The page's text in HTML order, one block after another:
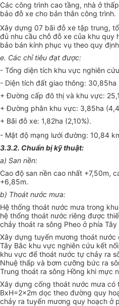
Các công trình cao tầng, nhà ở
bảo đỗ xe cho bản thân công trình.
Xây dựng 07 bãi đỗ xe tập trung,
đủ nhu cầu chỗ đỗ xe của khu quy
bảo bán kính phục vụ theo quy
e. Các chỉ tiêu đạt được:
- Tổng diện tích khu vực nghiên
- Diện tích đất giao thông: 30,85ha
+ Đường cấp đô thị và khu vực:
+ Đường phân khu vực: 3,85ha
+ Bãi đỗ xe: 1,82ha (2,10%).
- Mật độ mạng lưới đường: 10,84
3.3.2. Chuẩn bị kỹ thuật:
a) San nền:
Cao độ san nền cao nhất +7,50m,
+6,85m.
b) Thoát nước mưa:
Hệ thống thoát nước mưa trong
hệ thống thoát nước riêng được
chảy thoát ra sông Pheo ở phía
Xây dựng tuyến mương thoát nước
Tây Bắc khu vực nghiên cứu kết
khu vực để thoát nước tự chảy ra
Nhuệ thấp và bơm cưỡng bức ra
Trung thoát ra sông Hồng khi mực
Xây dựng cống thoát nước mưa có
BxH=2x2m dọc theo đường quy
chảy ra tuyến mương quy hoạch ở